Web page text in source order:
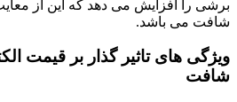
برشی را افزایش می دهد که این از
شافت می باشد.
ویژگی های تاثیر گذار بر قیمت
شافت